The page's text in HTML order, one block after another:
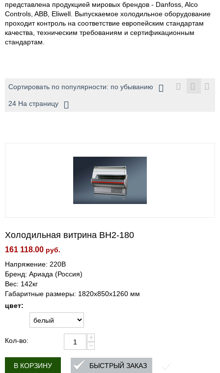
представлена продукцией мировых брендов - Danfoss, Alco
Controls, ABB, Eliwell. Выпускаемое холодильное оборудование
проходит контроль на соответствие европейским стандартам
качества, техническим требованиям и сертификационным
стандартам.
Сортировать по популярности: по убыванию
24 На страницу
Холодильная витрина BН2-180
161 118.00 руб.
Напряжение: 220В
Бренд: Ариада (Россия)
Вес: 142кг
Габаритные размеры: 1820х850х1260 мм
цвет:
Кол-во:
+
−
В КОРЗИНУ БЫСТРЫЙ ЗАКАЗ